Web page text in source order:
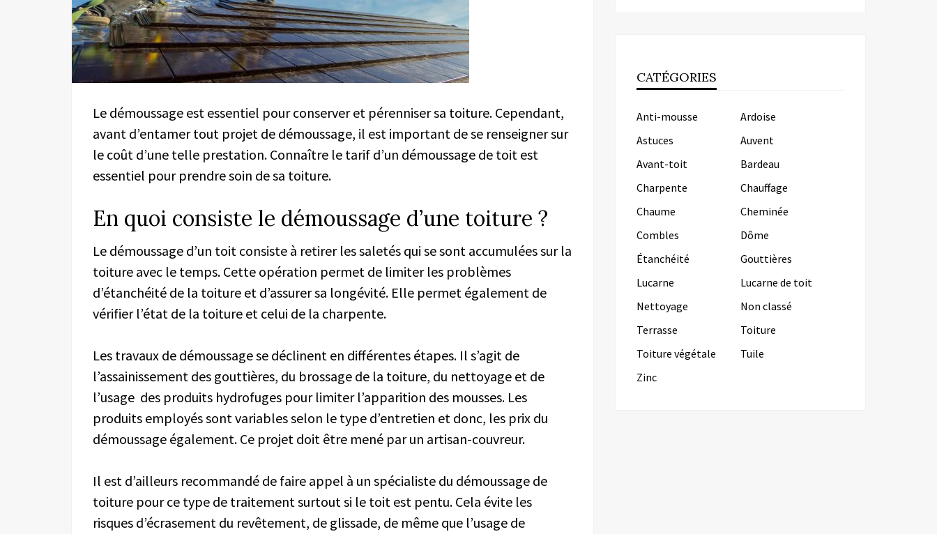
Le démoussage est essentiel pour conserver et pérenniser sa toiture. Cependant,
avant d’entamer tout projet de démoussage, il est important de se renseigner sur
le coût d’une telle prestation. Connaître le tarif d’un démoussage de toit est
essentiel pour prendre soin de sa toiture.
En quoi consiste le démoussage d’une toiture ?
Le démoussage d’un toit consiste à retirer les saletés qui se sont accumulées sur la
toiture avec le temps. Cette opération permet de limiter les problèmes
d’étanchéité de la toiture et d’assurer sa longévité. Elle permet également de
vérifier l’état de la toiture et celui de la charpente.
Les travaux de démoussage se déclinent en différentes étapes. Il s’agit de
l’assainissement des gouttières, du brossage de la toiture, du nettoyage et de
l’usage des produits hydrofuges pour limiter l’apparition des mousses. Les
produits employés sont variables selon le type d’entretien et donc, les prix du
démoussage également. Ce projet doit être mené par un artisan-couvreur.
Il est d’ailleurs recommandé de faire appel à un spécialiste du démoussage de
toiture pour ce type de traitement surtout si le toit est pentu. Cela évite les
risques d’écrasement du revêtement, de glissade, de même que l’usage de
CATÉGORIES
Anti-mousse
Ardoise
Astuces
Auvent
Avant-toit
Bardeau
Charpente
Chauffage
Chaume
Cheminée
Combles
Dôme
Étanchéité
Gouttières
Lucarne
Lucarne de toit
Nettoyage
Non classé
Terrasse
Toiture
Toiture végétale
Tuile
Zinc